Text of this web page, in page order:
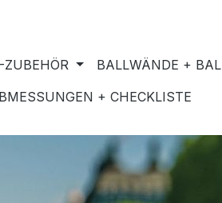
BALLWÄNDE +
+ CHECKLISTE